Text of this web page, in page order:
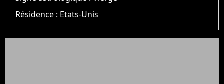
Résidence : Etats-Unis